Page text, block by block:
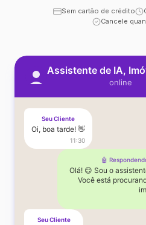
Sem cartão de crédito
Cancele
Assistente de IA,
online
Seu Cliente
Oi, boa tarde! 👋
11:30
🤖
Olá! 😊 Sou o
Você está
Seu Cliente